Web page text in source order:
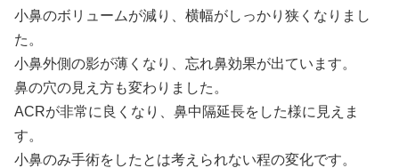
小鼻のボリュームが減り、横幅がしっかり狭くなりまし
た。
小鼻外側の影が薄くなり、忘れ鼻効果が出ています。
鼻の穴の見え方も変わりました。
ACRが非常に良くなり、鼻中隔延長をした様に見えま
す。
小鼻のみ手術をしたとは考えられない程の変化です。